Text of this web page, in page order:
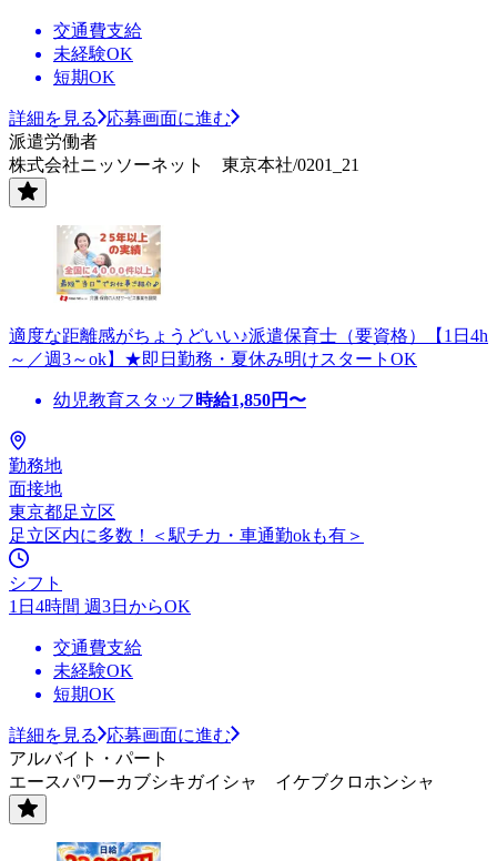
交通費支給
未経験OK
短期OK
詳細を見る
応募画面に進む
派遣労働者
株式会社ニッソーネット 東京本社/0201_21
適度な距離感がちょうどいい♪派遣保育士（要資格）【1日4h
～／週3～ok】★即日勤務・夏休み明けスタートOK
幼児教育スタッフ 時給1,850円〜
勤務地
面接地
東京都足立区
足立区内に多数！＜駅チカ・車通勤okも有＞
シフト
1日4時間 週3日からOK
交通費支給
未経験OK
短期OK
詳細を見る
応募画面に進む
アルバイト・パート
エースパワーカブシキガイシャ イケブクロホンシャ